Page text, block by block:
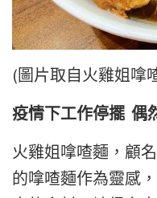
(圖片取自 火雞姐嗱
疫情下工作停擺 偶
火雞姐嗱喳麵，顧
的嗱喳麵作為靈感